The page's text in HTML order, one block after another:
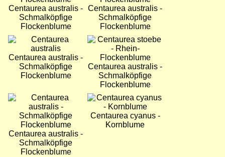
Centaurea australis -
Schmalköpfige
Flockenblume
Centaurea australis -
Schmalköpfige
Flockenblume
Bild
Centaurea australis -
Schmalköpfige
Flockenblume
Bild
Centaurea australis -
Schmalköpfige
Flockenblume
Bild
Centaurea australis -
Schmalköpfige
Flockenblume
Bild
Centaurea cyanus -
Kornblume